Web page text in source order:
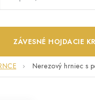
ZÁVESNÉ HOJDACIE
Nerezový hrniec s